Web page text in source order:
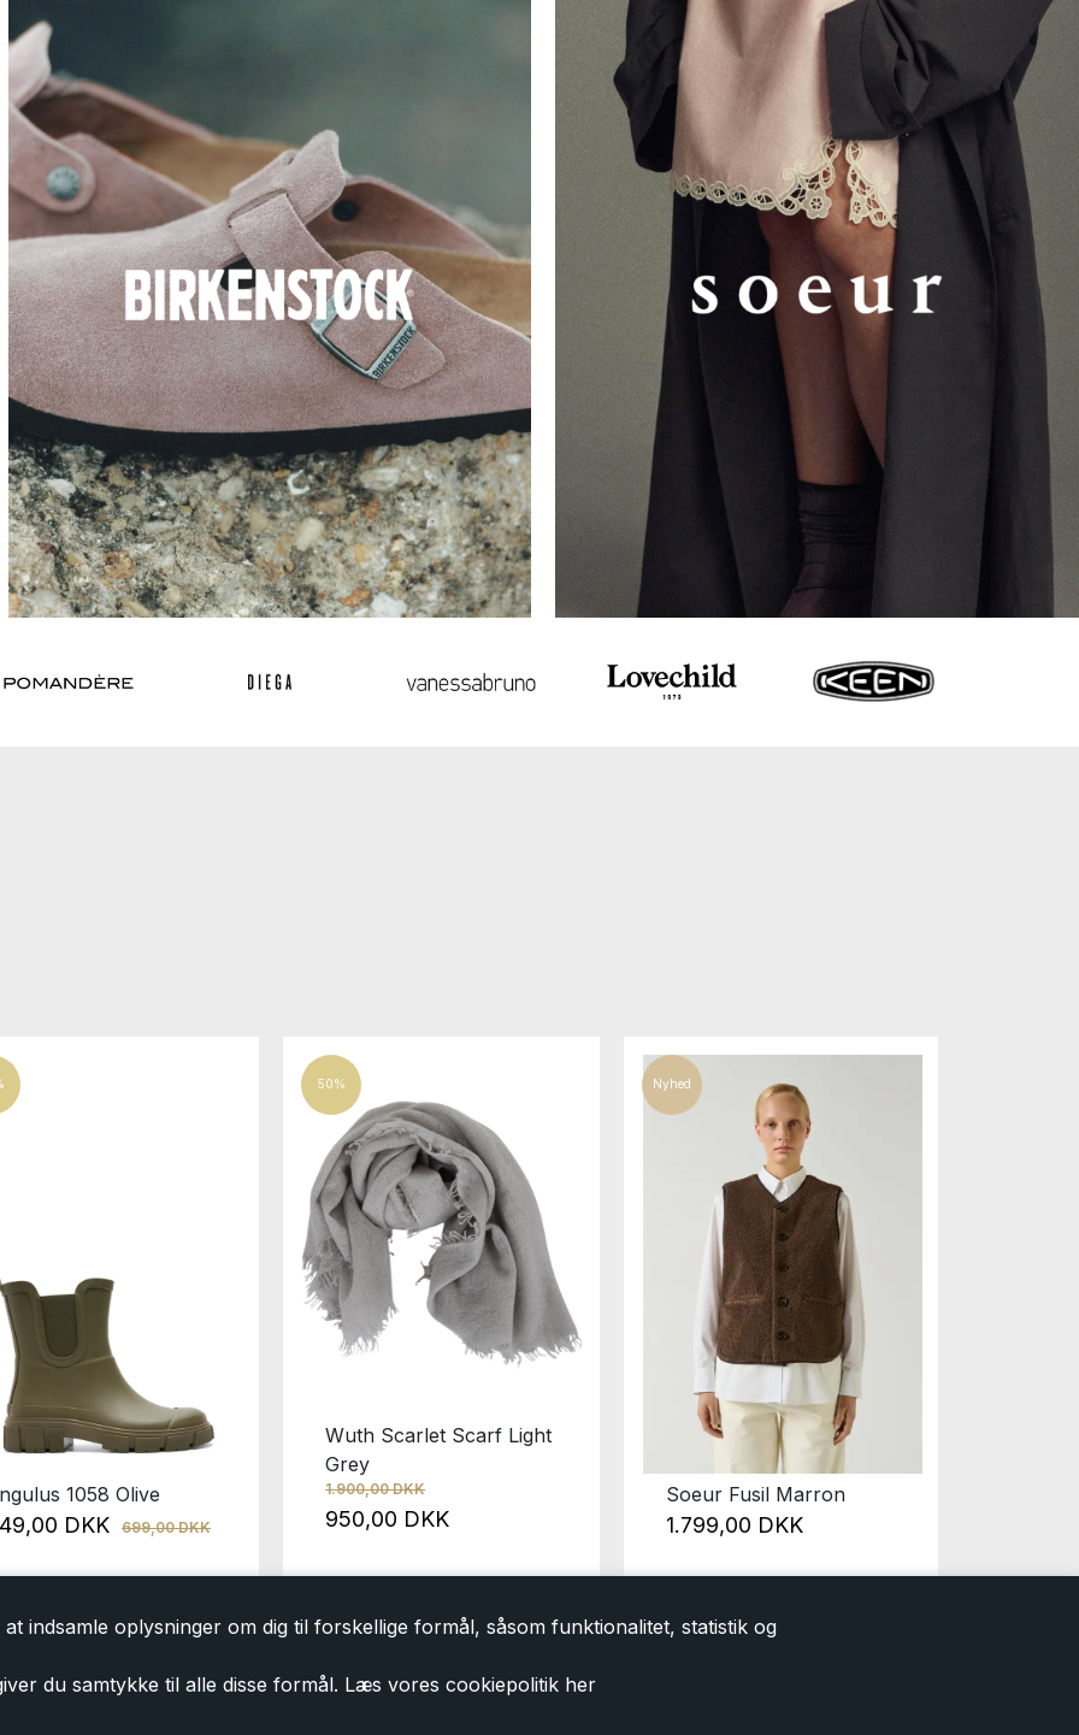
indsamle oplysninger om dig til forskellige formål, såsom funktionalitet, statistik og
du samtykke til alle disse formål. Læs vores cookiepolitik her
1058 Olive
699,00 DKK
DKK
50%
Wuth Scarlet Scarf Light
Grey
1.900,00 DKK
950,00 DKK
Nyhed
Soeur Fusil Marron
1.799,00 DKK